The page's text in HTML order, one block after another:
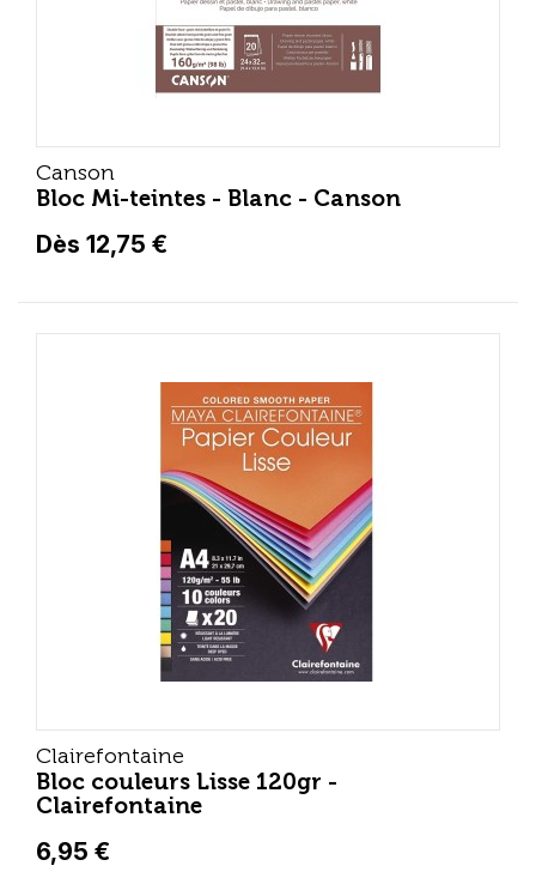
Canson
Bloc Mi-teintes - Blanc - Canson
Dès 12,75 €
Clairefontaine
Bloc couleurs Lisse 120gr -
Clairefontaine
6,95 €